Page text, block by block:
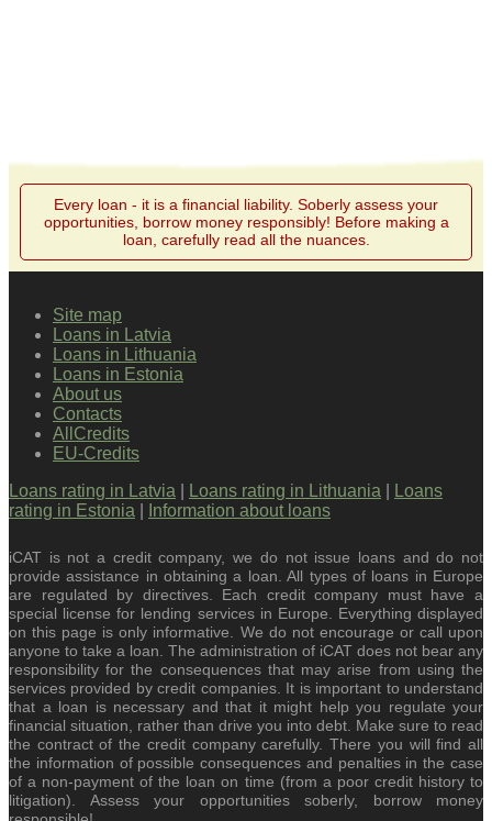
Every loan - it is a financial liability. Soberly assess your
opportunities, borrow money responsibly! Before making a
loan, carefully read all the nuances.
Site map
Loans in Latvia
Loans in Lithuania
Loans in Estonia
About us
Contacts
AllCredits
EU-Credits
Loans rating in Latvia
Loans rating in Lithuania
Loans
rating in Estonia
Information about loans
iCAT is not a credit company, we do not issue loans and do not
provide assistance in obtaining a loan. All types of loans in Europe
are regulated by directives. Each credit company must have a
special license for lending services in Europe. Everything displayed
on this page is only informative. We do not encourage or call upon
anyone to take a loan. The administration of iCAT does not bear any
responsibility for the consequences that may arise from using the
services provided by credit companies. It is important to understand
that a loan is necessary and that it might help you regulate your
financial situation, rather than drive you into debt. Make sure to read
the contract of the credit company carefully. There you will find all
the information of possible consequences and penalties in the case
of a non-payment of the loan on time (from a poor credit history to
litigation). Assess your opportunities soberly, borrow money